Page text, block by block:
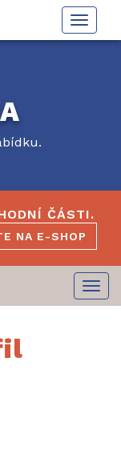
Toggle
ČÁSTI.
NA E-SHOP